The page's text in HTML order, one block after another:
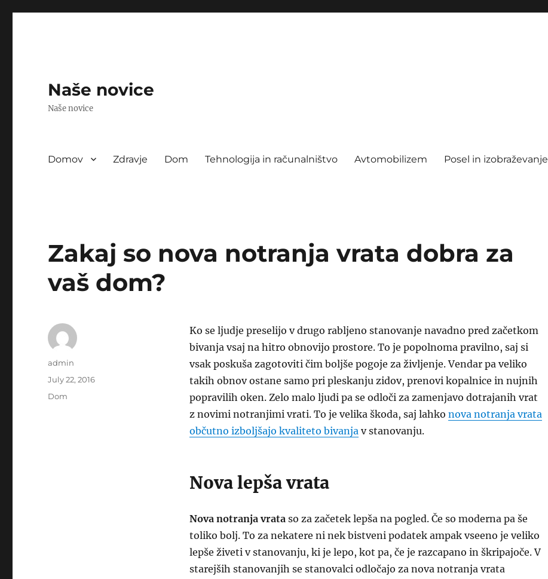
Naše novice
Naše novice
Domov Zdravje Dom Tehnologija in računalništvo Avtomobilizem Posel in izobraževanje
Zakaj so nova notranja vrata dobra za
vaš dom?
Ko se ljudje preselijo v drugo rabljeno stanovanje navadno pred začetkom
bivanja vsaj na hitro obnovijo prostore. To je popolnoma pravilno, saj si
vsak poskuša zagotoviti čim boljše pogoje za življenje. Vendar pa veliko
takih obnov ostane samo pri pleskanju zidov, prenovi kopalnice in nujnih
popravilih oken. Zelo malo ljudi pa se odloči za zamenjavo dotrajanih vrat
z novimi notranjimi vrati. To je velika škoda, saj lahko nova notranja vrata
občutno izboljšajo kvaliteto bivanjav stanovanju.
Nova lepša vrata
Nova notranja vrataso za začetek lepša na pogled. Če so moderna pa še
toliko bolj. To za nekatere ni nek bistveni podatek ampak vseeno je veliko
lepše živeti v stanovanju, ki je lepo, kot pa, če je razcapano in škripajoče. V
starejših stanovanjih se stanovalci odločajo za nova notranja vrata
Author
admin
Posted
July 22, 2016
Categories
Dom